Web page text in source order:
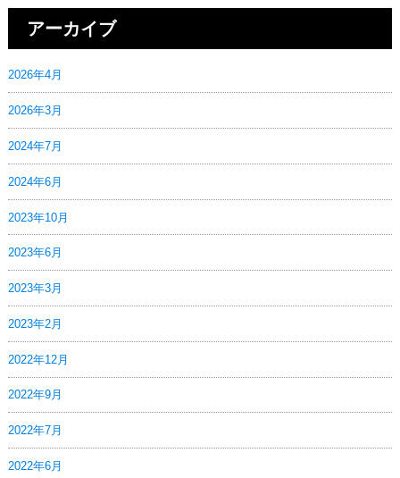
アーカイブ
2026年4月
2026年3月
2024年7月
2024年6月
2023年10月
2023年6月
2023年3月
2023年2月
2022年12月
2022年9月
2022年7月
2022年6月